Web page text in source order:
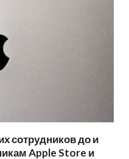
сотрудников до и
Apple Store и